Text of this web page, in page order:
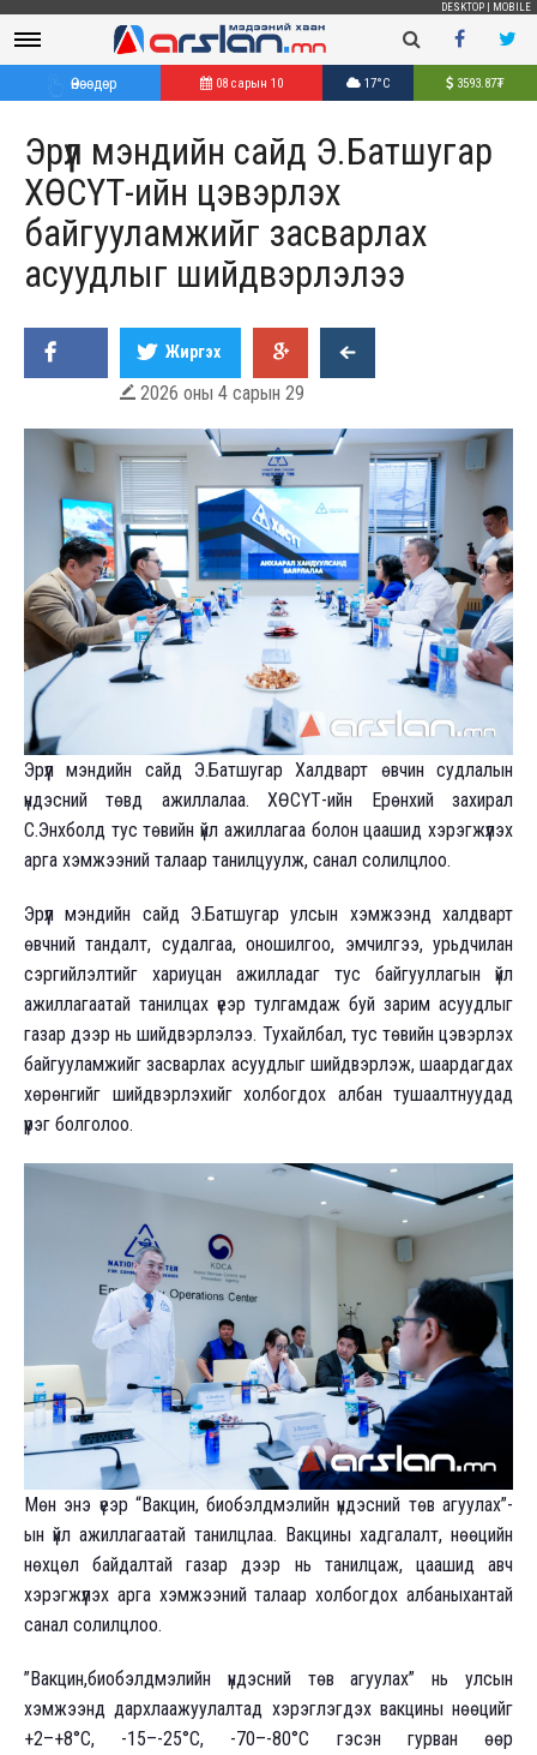
DESKTOP MOBILE
Өнөөдөр 08 сарын 10 17°C 3593.87₮
Эрүүл мэндийн сайд Э.Батшугар
ХӨСҮТ-ийн цэвэрлэх
байгууламжийг засварлах
асуудлыг шийдвэрлэлээ
Жиргэх
 2026 оны 4 сарын 29
Эрүүл мэндийн сайд Э.Батшугар Халдварт өвчин судлалын
үндэсний төвд ажиллалаа. ХӨСҮТ-ийн Ерөнхий захирал
С.Энхболд тус төвийн үйл ажиллагаа болон цаашид хэрэгжүүлэх
арга хэмжээний талаар танилцуулж, санал солилцлоо.
Эрүүл мэндийн сайд Э.Батшугар улсын хэмжээнд халдварт
өвчний тандалт, судалгаа, оношилгоо, эмчилгээ, урьдчилан
сэргийлэлтийг хариуцан ажилладаг тус байгууллагын үйл
ажиллагаатай танилцах үеэр тулгамдаж буй зарим асуудлыг
газар дээр нь шийдвэрлэлээ. Тухайлбал, тус төвийн цэвэрлэх
байгууламжийг засварлах асуудлыг шийдвэрлэж, шаардагдах
хөрөнгийг шийдвэрлэхийг холбогдох албан тушаалтнуудад
үүрэг болголоо.
Мөн энэ үеэр “Вакцин, биобэлдмэлийн үндэсний төв агуулах”-
ын үйл ажиллагаатай танилцлаа. Вакцины хадгалалт, нөөцийн
нөхцөл байдалтай газар дээр нь танилцаж, цаашид авч
хэрэгжүүлэх арга хэмжээний талаар холбогдох албаныхантай
санал солилцлоо.
”Вакцин,биобэлдмэлийн үндэсний төв агуулах” нь улсын
хэмжээнд дархлаажуулалтад хэрэглэгдэх вакцины нөөцийг
+2–+8°C, -15–-25°C, -70–-80°C гэсэн гурван өөр